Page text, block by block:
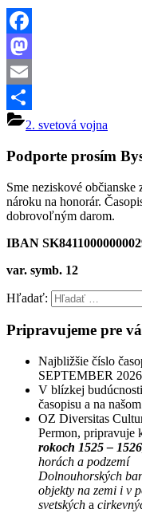
Facebook
Mastodon
Email
Share2. svetová vojna
Podporte prosím
Sme neziskové občianske
nároku na honorár.
dobrovoľným darom.
IBAN
var. symb. 12
Hľadať:
Pripravujeme pre
Najbližšie číslo
SEPTEMBER 2026
V blízkej
časopisu a na
OZ Diversitas
Permon, pripravuje
rokoch 1525 –
horách a podzemí
Dolnouhorských
objekty na zemi i v
svetských a